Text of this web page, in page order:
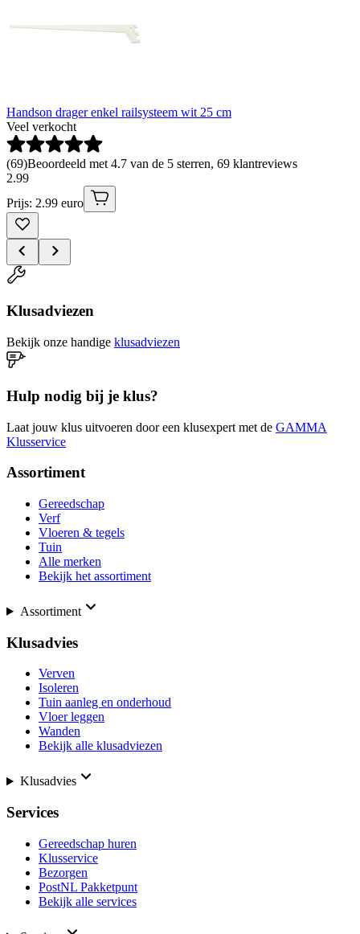
Handson drager enkel railsysteem wit 25 cm
Veel verkocht
(69)Beoordeeld met 4.7 van de 5 sterren, 69 klantreviews
2.99
Prijs: 2.99 euro
Klusadviezen
Bekijk onze handige klusadviezen
Hulp nodig bij je klus?
Laat jouw klus uitvoeren door een klusexpert met de GAMMA
Klusservice
Assortiment
Gereedschap
Verf
Vloeren & tegels
Tuin
Alle merken
Bekijk het assortiment
Assortiment
Klusadvies
Verven
Isoleren
Tuin aanleg en onderhoud
Vloer leggen
Wanden
Bekijk alle klusadviezen
Klusadvies
Services
Gereedschap huren
Klusservice
Bezorgen
PostNL Pakketpunt
Bekijk alle services